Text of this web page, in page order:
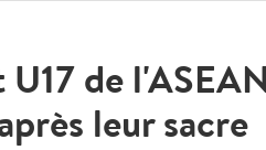
de
leur sacre